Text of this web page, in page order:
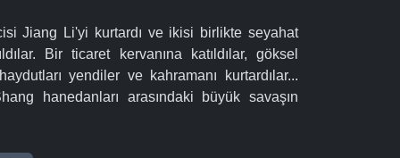
Jiang Li'yi kurtardı ve ikisi birlikte seyahat
Bir ticaret kervanına katıldılar, göksel
yendiler ve kahramanı kurtardılar...
hanedanları arasındaki büyük savaşın